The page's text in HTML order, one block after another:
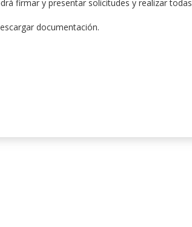
firmar y presentar solicitudes y realizar todas
documentación.